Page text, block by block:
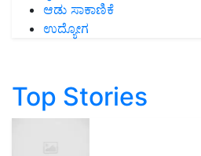
ಉದ್ಯೋಗ
Top Stories